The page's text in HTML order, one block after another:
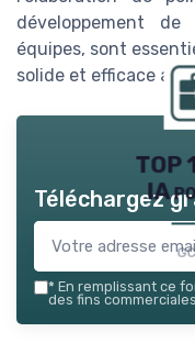
développement
équipes, sont
solide et efficace au
TOP
IA
Téléchargez
* En remplissant ce
des fins